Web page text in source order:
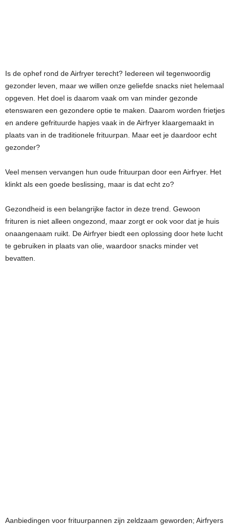
Is de ophef rond de Airfryer terecht? Iedereen wil tegenwoordig
gezonder leven, maar we willen onze geliefde snacks niet helemaal
opgeven. Het doel is daarom vaak om van minder gezonde
etenswaren een gezondere optie te maken. Daarom worden frietjes
en andere gefrituurde hapjes vaak in de Airfryer klaargemaakt in
plaats van in de traditionele frituurpan. Maar eet je daardoor echt
gezonder?
Veel mensen vervangen hun oude frituurpan door een Airfryer. Het
klinkt als een goede beslissing, maar is dat echt zo?
Gezondheid is een belangrijke factor in deze trend. Gewoon
frituren is niet alleen ongezond, maar zorgt er ook voor dat je huis
onaangenaam ruikt. De Airfryer biedt een oplossing door hete lucht
te gebruiken in plaats van olie, waardoor snacks minder vet
bevatten.
Aanbiedingen voor frituurpannen zijn zeldzaam geworden; Airfryers